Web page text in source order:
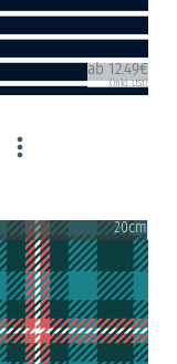
ab 12.49€
(inkl. USt)
20cm